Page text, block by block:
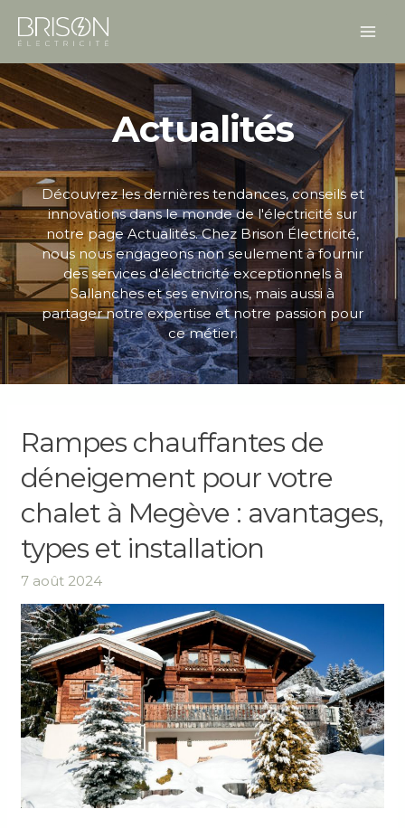
contenu
Actualités
Découvrez les dernières tendances, conseils et
innovations dans le monde de l'électricité sur
notre page Actualités. Chez Brison Électricité,
nous nous engageons non seulement à fournir
des services d'électricité exceptionnels à
Sallanches et ses environs, mais aussi à
partager notre expertise et notre passion pour
ce métier.
Rampes chauffantes de
déneigement pour votre
chalet à Megève : avantages,
types et installation
7 août 2024
Rampes
chauffantes
de
déneigement
pour
chalet
à
:
avantages,
types
et
installation